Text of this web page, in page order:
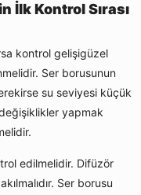
İlk Kontrol Sırası
kontrol gelişigüzel
Ser borusunun
su seviyesi küçük
yapmak
edilmelidir. Difüzör
Ser borusu